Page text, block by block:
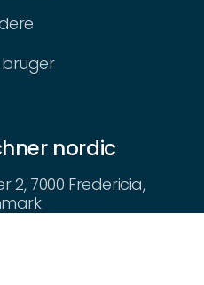
bruger
nordic
2, 7000 Fredericia,